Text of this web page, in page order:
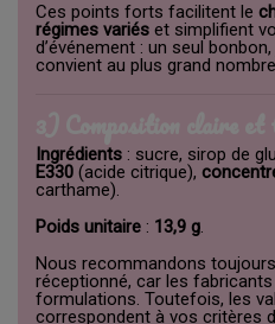
Ces points forts facilitent le
régimes variés et simplifient
d’événement : un seul
convient au plus grand
Ingrédients : sucre, sirop de
E330 (acide citrique),
carthame).
Poids unitaire : 13,9 g.
Nous recommandons
réceptionné, car les
formulations. Toutefois, les
correspondent à vos critères